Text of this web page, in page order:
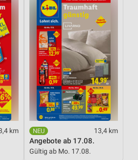
km 13,4 km
Angebote ab 17.08.
Gültig ab Mo. 17.08.